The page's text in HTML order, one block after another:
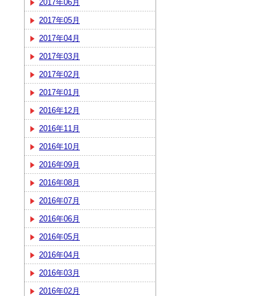
2017年06月
2017年05月
2017年04月
2017年03月
2017年02月
2017年01月
2016年12月
2016年11月
2016年10月
2016年09月
2016年08月
2016年07月
2016年06月
2016年05月
2016年04月
2016年03月
2016年02月